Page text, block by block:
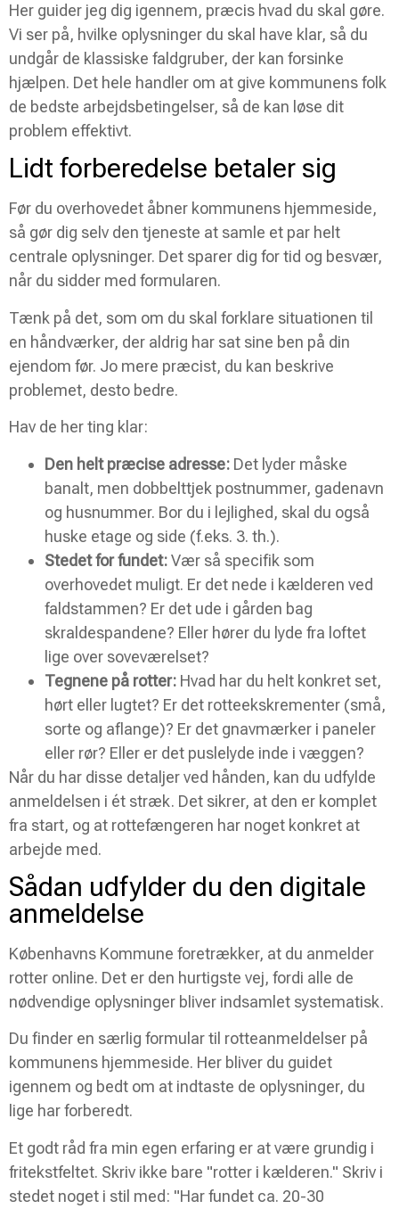
Her guider jeg dig igennem, præcis hvad du skal gøre.
Vi ser på, hvilke oplysninger du skal have klar, så du
undgår de klassiske faldgruber, der kan forsinke
hjælpen. Det hele handler om at give kommunens folk
de bedste arbejdsbetingelser, så de kan løse dit
problem effektivt.
Lidt forberedelse betaler sig
Før du overhovedet åbner kommunens hjemmeside,
så gør dig selv den tjeneste at samle et par helt
centrale oplysninger. Det sparer dig for tid og besvær,
når du sidder med formularen.
Tænk på det, som om du skal forklare situationen til
en håndværker, der aldrig har sat sine ben på din
ejendom før. Jo mere præcist, du kan beskrive
problemet, desto bedre.
Hav de her ting klar:
Den helt præcise adresse: Det lyder måske
banalt, men dobbelttjek postnummer, gadenavn
og husnummer. Bor du i lejlighed, skal du også
huske etage og side (f.eks. 3. th.).
Stedet for fundet:Vær så specifik som
overhovedet muligt. Er det nede i kælderen ved
faldstammen? Er det ude i gården bag
skraldespandene? Eller hører du lyde fra loftet
lige over soveværelset?
Tegnene på rotter: Hvad har du helt konkret set,
hørt eller lugtet? Er det rotteekskrementer (små,
sorte og aflange)? Er det gnavmærker i paneler
eller rør? Eller er det puslelyde inde i væggen?
Når du har disse detaljer ved hånden, kan du udfylde
anmeldelsen i ét stræk. Det sikrer, at den er komplet
fra start, og at rottefængeren har noget konkret at
arbejde med.
Sådan udfylder du den digitale
anmeldelse
Københavns Kommune foretrækker, at du anmelder
rotter online. Det er den hurtigste vej, fordi alle de
nødvendige oplysninger bliver indsamlet systematisk.
Du finder en særlig formular til rotteanmeldelser på
kommunens hjemmeside. Her bliver du guidet
igennem og bedt om at indtaste de oplysninger, du
lige har forberedt.
Et godt råd fra min egen erfaring er at være grundig i
fritekstfeltet. Skriv ikke bare "rotter i kælderen." Skriv i
stedet noget i stil med: "Har fundet ca. 20-30